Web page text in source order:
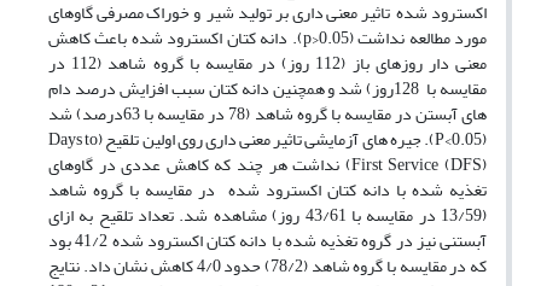
اکسترود شده تاثیر معنی داری بر تولید شیر و خوراک مصرفی گاوهای
مورد مطالعه نداشت (p>0.05). دانه کتان اکسترود شده باعث کاهش
معنی دار روزهای باز (112 روز) در مقایسه با گروه شاهد (112 در
مقایسه با 128روز) شد و همچنین دانه کتان سبب افزایش درصد دام
های آبستن در مقایسه با گروه شاهد (78 در مقایسه با 63درصد) شد
(P<0.05). جیره های آزمایشی تاثیر معنی داری روی اولین تلقیح (Days to
First Service (DFS)) نداشت هر چند که کاهش عددی در گاوهای
تغذیه شده با دانه کتان اکسترود شده در مقایسه با گروه شاهد
(13/59 در مقایسه با 43/61 روز) مشاهده شد. تعداد تلقیح به ازای
آبستنی نیز در گروه تغذیه شده با دانه کتان اکسترود شده 41/2 بود
که در مقایسه با گروه شاهد (78/2) حدود 4/0 کاهش نشان داد. نتایج